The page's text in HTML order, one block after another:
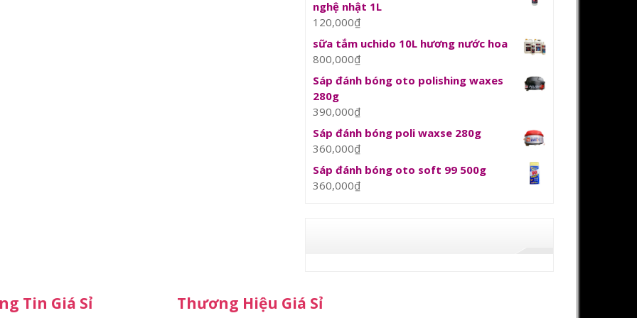
nghệ nhật 1L
120,000₫
sữa tắm uchido 10L hương nước hoa
800,000₫
Sáp đánh bóng oto polishing waxes
280g
390,000₫
Sáp đánh bóng poli waxse 280g
360,000₫
Sáp đánh bóng oto soft 99 500g
360,000₫
Tin Giá Sỉ Thương Hiệu Giá Sỉ